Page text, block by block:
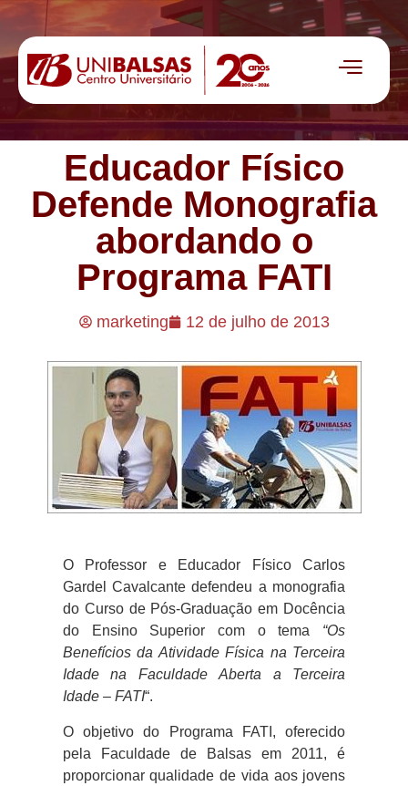
Educador Físico
Defende Monografia
abordando o
Programa FATI
marketing 12 de julho de 2013
O Professor e Educador Físico Carlos
Gardel Cavalcante defendeu a monografia
do Curso de Pós-Graduação em Docência
do Ensino Superior com o tema “Os
Benefícios da Atividade Física na Terceira
Idade na Faculdade Aberta a Terceira
Idade – FATI“.
O objetivo do Programa FATI, oferecido
pela Faculdade de Balsas em 2011, é
proporcionar qualidade de vida aos jovens